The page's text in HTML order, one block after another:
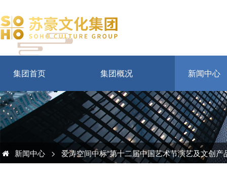
集团首页 集团概况 新闻中心
新闻中心 > 爱涛空间中标“第十二届中国艺术节演艺及文创